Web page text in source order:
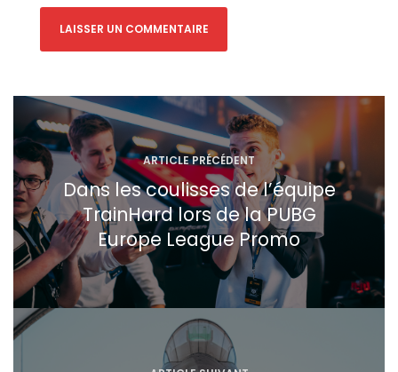
Navigation
de
l’article
ARTICLE PRÉCÉDENT
Dans les coulisses de l’équipe
TrainHard lors de la PUBG
Europe League Promo